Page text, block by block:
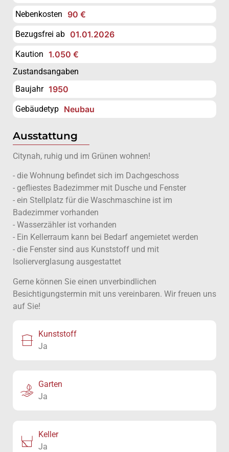
Nebenkosten 90 €
Bezugsfrei ab 01.01.2026
Kaution 1.050 €
Zustandsangaben
Baujahr 1950
Gebäudetyp Neubau
Ausstattung
Citynah, ruhig und im Grünen wohnen!
- die Wohnung befindet sich im Dachgeschoss
- gefliestes Badezimmer mit Dusche und Fenster
- ein Stellplatz für die Waschmaschine ist im
Badezimmer vorhanden
- Wasserzähler ist vorhanden
- Ein Kellerraum kann bei Bedarf angemietet werden
- die Fenster sind aus Kunststoff und mit
Isolierverglasung ausgestattet
Gerne können Sie einen unverbindlichen
Besichtigungstermin mit uns vereinbaren. Wir freuen uns
auf Sie!
Kunststoff
Ja
Garten
Ja
Keller
Ja